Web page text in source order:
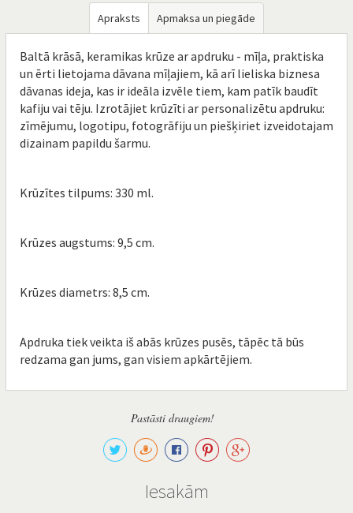
Apraksts Apmaksa un piegāde
Baltā krāsā, keramikas krūze ar apdruku - mīļa, praktiska
un ērti lietojama dāvana mīļajiem, kā arī lieliska biznesa
dāvanas ideja, kas ir ideāla izvēle tiem, kam patīk baudīt
kafiju vai tēju. Izrotājiet krūzīti ar personalizētu apdruku:
zīmējumu, logotipu, fotogrāfiju un piešķiriet izveidotajam
dizainam papildu šarmu.
Krūzītes tilpums: 330 ml.
Krūzes augstums: 9,5 cm.
Krūzes diametrs: 8,5 cm.
Apdruka tiek veikta iš abās krūzes pusēs, tāpēc tā būs
redzama gan jums, gan visiem apkārtējiem.
Pastāsti draugiem!
Iesakām